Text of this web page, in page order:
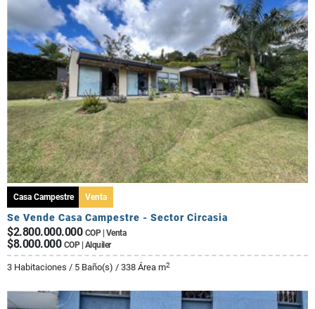
Casa Campestre Venta
Se Vende Casa Campestre - Sector Circasia
$2.800.000.000 COP | Venta
$8.000.000 COP | Alquiler
3 Habitaciones / 5 Baño(s) / 338 Área m2